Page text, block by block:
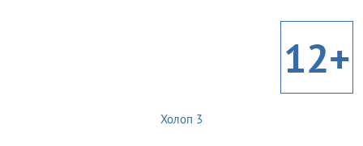
12+
Холоп 3